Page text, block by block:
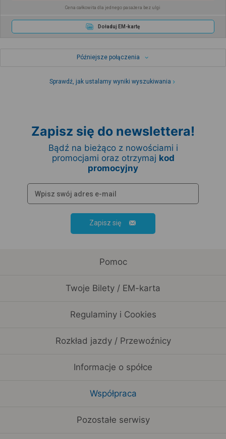
Cena całkowita dla jednego pasażera bez ulgi
Doładuj EM-kartę
Późniejsze połączenia
Sprawdź, jak ustalamy wyniki wyszukiwania
Zapisz się do newslettera!
Bądź na bieżąco z nowościami i
promocjami oraz otrzymaj kod
promocyjny
Zapisz się
Pomoc
Twoje Bilety / EM-karta
Regulaminy i Cookies
Rozkład jazdy / Przewoźnicy
Informacje o spółce
Współpraca
Pozostałe serwisy